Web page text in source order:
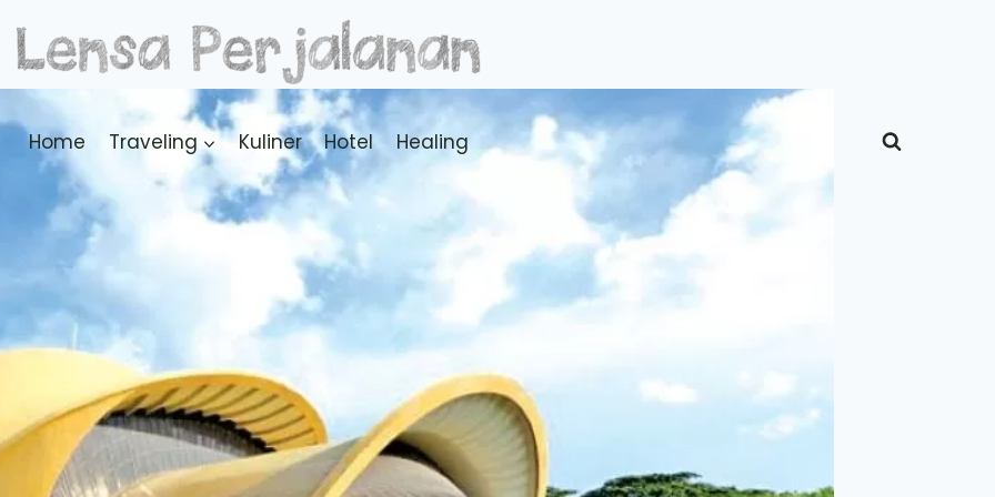
Home Traveling Kuliner Hotel Healing